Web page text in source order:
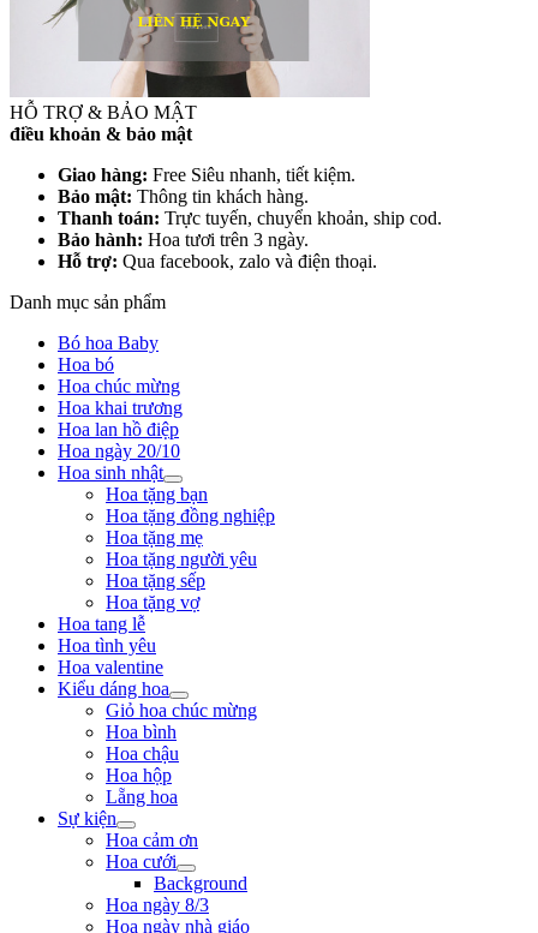
HỖ TRỢ & BẢO MẬT
điều khoản & bảo mật
Giao hàng: Free Siêu nhanh, tiết kiệm.
Bảo mật: Thông tin khách hàng.
Thanh toán: Trực tuyến, chuyển khoản, ship cod.
Bảo hành: Hoa tươi trên 3 ngày.
Hỗ trợ: Qua facebook, zalo và điện thoại.
Danh mục sản phẩm
Bó hoa Baby
Hoa bó
Hoa chúc mừng
Hoa khai trương
Hoa lan hồ điệp
Hoa ngày 20/10
Hoa sinh nhật
Hoa tặng bạn
Hoa tặng đồng nghiệp
Hoa tặng mẹ
Hoa tặng người yêu
Hoa tặng sếp
Hoa tặng vợ
Hoa tang lễ
Hoa tình yêu
Hoa valentine
Kiểu dáng hoa
Giỏ hoa chúc mừng
Hoa bình
Hoa chậu
Hoa hộp
Lẵng hoa
Sự kiện
Hoa cảm ơn
Hoa cưới
Background
Hoa ngày 8/3
Hoa ngày nhà giáo